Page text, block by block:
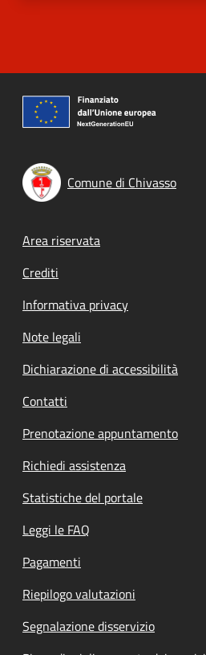
Comune di Chivasso
Footer menu
Area riservata
Crediti
Informativa privacy
Note legali
Dichiarazione di accessibilità
Contatti
Prenotazione appuntamento
Richiedi assistenza
Statistiche del portale
Leggi le FAQ
Pagamenti
Riepilogo valutazioni
Segnalazione disservizio